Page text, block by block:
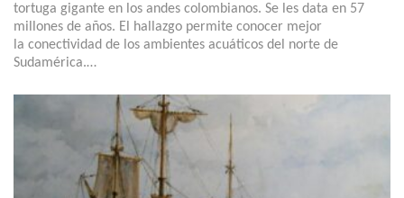
tortuga gigante en los andes colombianos. Se les data en 57
millones de años. El hallazgo permite conocer mejor
la conectividad de los ambientes acuáticos del norte de
Sudamérica.…